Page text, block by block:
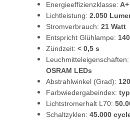
Energieeffizienzklasse: A+
Lichtleistung: 2.050
Stromverbrauch: 21 Watt
Entspricht Glühlampe:
Zündzeit: < 0,5 s
Leuchmitteleigenschaften:
OSRAM LEDs
Abstrahlwinkel (Grad): 120
Farbwiedergabeindex:
Lichtstromerhalt L70:
Schaltzyklen: 45.000